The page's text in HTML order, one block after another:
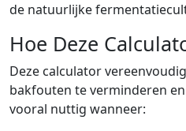
de natuurlijke
Hoe Deze
Deze calculator
bakfouten te verminderen
vooral nuttig wanneer: